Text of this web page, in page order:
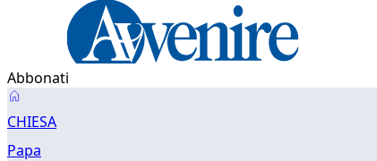
Abbonati
CHIESA
Papa